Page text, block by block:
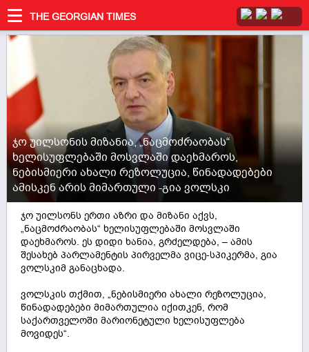
THE GEORGIAN TIMES
ჯო უილსონის მიზანია, „ნაცმოძრაობას“
ხელისუფლებაში მოსვლაში დაეხმაროს,
ნებისმიერი ახალი რეზოლუცია, წინადადებები
ამისკენ არის მიმართული -გია ვოლსკი
ჯო უილსონს ერთი აზრი და მიზანი აქვს,
„ნაცმოძრაობას“ ხელისუფლებაში მოსვლაში
დაეხმაროს. ეს დიდი ხანია, გრძელდება, – ამის
შესახებ პარლამენტის პირველმა ვიცე-სპიკერმა, გია
ვოლსკიმ განაცხადა.
ვოლსკის თქმით, „ნებისმიერი ახალი რეზოლუცია,
წინადადებები მიმართულია იქითკენ, რომ
საქართველოში მარიონეტული ხელისუფლება
მოვიდეს“.